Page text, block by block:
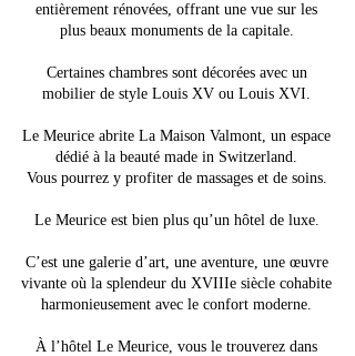
entièrement rénovées, offrant une vue sur les
plus beaux monuments de la capitale.
Certaines chambres sont décorées avec un
mobilier de style Louis XV ou Louis XVI.
Le Meurice abrite La Maison Valmont, un espace
dédié à la beauté made in Switzerland.
Vous pourrez y profiter de massages et de soins.
Le Meurice est bien plus qu’un hôtel de luxe.
C’est une galerie d’art, une aventure, une œuvre
vivante où la splendeur du XVIIIe siècle cohabite
harmonieusement avec le confort moderne.
À l’hôtel Le Meurice, vous le trouverez dans